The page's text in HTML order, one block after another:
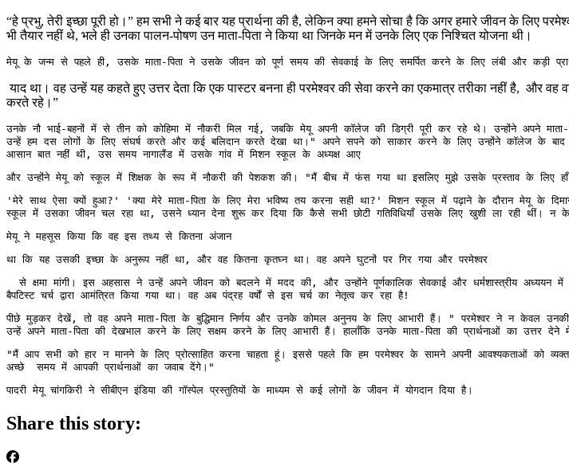
“हे प्रभु, तेरी इच्छा पूरी हो।” हम सभी ने कई बार यह प्रार्थना की है, लेकिन क्या हमने सोचा है कि अगर हमारे जीवन के लिए
भी तैयार नहीं थे, भले ही उनका पालन-पोषण उन माता-पिता ने किया था जिनके मन में उनके लिए एक निश्चित योजना थी।
मेयू के जन्म से पहले ही, उसके माता-पिता ने उसके जीवन को पूर्ण समय की सेवकाई के लिए समर्पित करने के लिए लंबी और कड़ी
याद था। वह उन्हें यह कहते हुए उत्तर देता कि एक पास्टर बनना ही परमेश्वर की सेवा करने का एकमात्र तरीका नहीं है, और वह
करते रहे।”
उनके नौ भाई-बहनों में से तीन को कोहिमा में नौकरी मिल गई, जबकि मेयू अपनी कॉलेज की डिग्री पूरी कर रहे थे। उन्होंने अपने
उन्हें हम दस लोगों के लिए संघर्ष करते और कई बलिदान करते देखा था।" अपने सपने को साकार करने के लिए उन्होंने कॉलेज के बाद
आसान बात नहीं थी, उस समय नागालैंड में उसके गांव में मिशन स्कूल के अध्यक्ष आए
और उन्होंने मेयू को स्कूल में शिक्षक के रूप में नौकरी की पेशकश की। "मैं बीच में फंस गया था इसलिए मुझे उसके प्रस्ताव के लिए
'मेरे साथ ऐसा क्यों हुआ?' 'क्या मेरे माता-पिता के लिए मेरा भविष्य तय करना सही था?' मिशन स्कूल में पढ़ाने के दौरान मेयू के
स्कूल में उसका जीवन चल रहा था, उसने ध्यान देना शुरू कर दिया कि कैसे सभी छोटी गतिविधियाँ उसके लिए खुशी ला रही थीं।
मेयू ने महसूस किया कि वह इस तथ्य से कितना अंजान
था कि यह उसकी इच्छा के अनुरूप नहीं था, और वह कितना कृतघ्न था। वह अपने घुटनों पर गिर गया और परमेश्वर
से क्षमा मांगी। इस अहसास ने उन्हें अपने जीवन को बदलने में मदद की, और उन्होंने पूर्णकालिक सेवकाई और धर्मशास्त्रीय अध्ययन में
बैपटिस्ट चर्च द्वारा आमंत्रित किया गया था। वह अब पंद्रह वर्षों से इस चर्च का नेतृत्व कर रहा है!
पीछे मुड़कर देखें, तो वह अपने माता-पिता के बुद्धिमान निर्णय और उनके कोमल अनुनय के लिए आभारी हैं। " परमेश्वर ने न केवल
उन्हें अपने माता-पिता की देखभाल करने के लिए सक्षम करने के लिए आभारी हैं। हालाँकि उनके माता-पिता की प्रार्थनाओं का
"मैं आप सभी को हार न मानने के लिए प्रोत्साहित करना चाहता हूं। इससे पहले कि हम परमेश्वर के सामने अपनी आवश्यकताओं को
अच्छे  समय में आपकी प्रार्थनाओं का जवाब देंगे।"
पादरी मेयू चांगकिरी ने सीबीएन इंडिया की गॉस्पेल प्रस्तुतियों के माध्यम से कई लोगों के जीवन में योगदान दिया है।
Share this story: